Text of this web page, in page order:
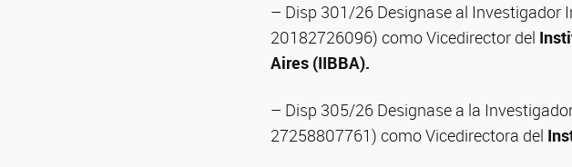
– Disp 301/26 Designase al Investigador
20182726096) como Vicedirector del
Aires (IIBBA).
– Disp 305/26 Designase a la
27258807761) como Vicedirectora del